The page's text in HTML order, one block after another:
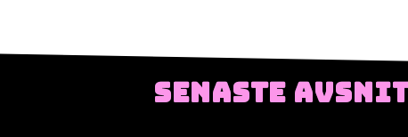
SENASTE